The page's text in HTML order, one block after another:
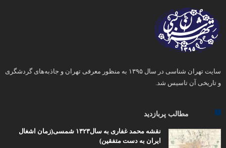
سایت تهران شناسی در سال ۱۳۹۵ به منظور معرفی تهران و جاذبه‌های گردشگری
و تاریخی آن تاسیس شد.
مطالب پربازدید
نقشه محمد غفاری به سال۱۳۲۳ شمسی(زمان اشغال
ایران به دست متفقین)